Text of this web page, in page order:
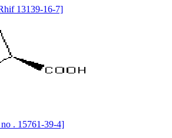
13139-16-7]
. 15761-39-4]